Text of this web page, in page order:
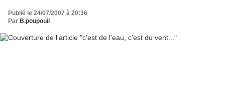
Publié le 24/07/2007 à 20:36
Par B.poupouil